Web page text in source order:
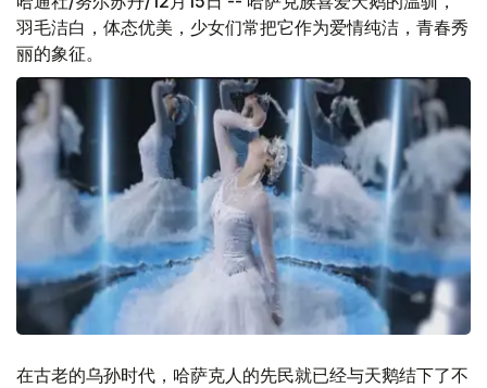
羽毛洁白，体态优美，少女们常把它作为爱情纯洁，青春秀
丽的象征。
在古老的乌孙时代，哈萨克人的先民就已经与天鹅结下了不